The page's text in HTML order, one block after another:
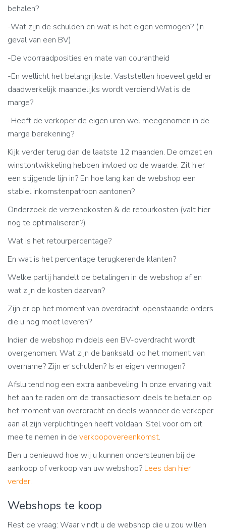
behalen?
-Wat zijn de schulden en wat is het eigen vermogen? (in
geval van een BV)
-De voorraadposities en mate van courantheid
-En wellicht het belangrijkste: Vaststellen hoeveel geld er
daadwerkelijk maandelijks wordt verdiend.Wat is de
marge?
-Heeft de verkoper de eigen uren wel meegenomen in de
marge berekening?
Kijk verder terug dan de laatste 12 maanden. De omzet en
winstontwikkeling hebben invloed op de waarde. Zit hier
een stijgende lijn in? En hoe lang kan de webshop een
stabiel inkomstenpatroon aantonen?
Onderzoek de verzendkosten & de retourkosten (valt hier
nog te optimaliseren?)
Wat is het retourpercentage?
En wat is het percentage terugkerende klanten?
Welke partij handelt de betalingen in de webshop af en
wat zijn de kosten daarvan?
Zijn er op het moment van overdracht, openstaande orders
die u nog moet leveren?
Indien de webshop middels een BV-overdracht wordt
overgenomen: Wat zijn de banksaldi op het moment van
overname? Zijn er schulden? Is er eigen vermogen?
Afsluitend nog een extra aanbeveling: In onze ervaring valt
het aan te raden om de transactiesom deels te betalen op
het moment van overdracht en deels wanneer de verkoper
aan al zijn verplichtingen heeft voldaan. Stel voor om dit
mee te nemen in de verkoopovereenkomst.
Ben u benieuwd hoe wij u kunnen ondersteunen bij de
aankoop of verkoop van uw webshop? Lees dan hier
verder.
Webshops te koop
Rest de vraag: Waar vindt u de webshop die u zou willen